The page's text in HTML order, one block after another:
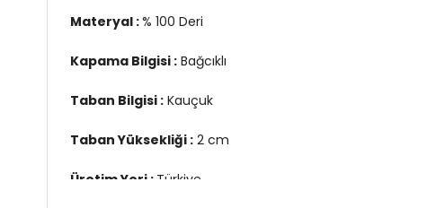
Materyal :% 100 Deri
Kapama Bilgisi : Bağcıklı
Taban Bilgisi : Kauçuk
Taban Yüksekliği : 2 cm
Üretim Yeri : Türkiye